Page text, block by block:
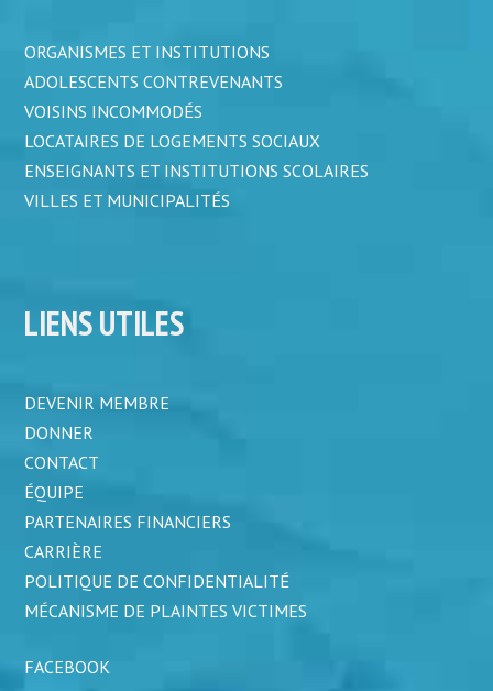
ORGANISMES ET INSTITUTIONS
ADOLESCENTS CONTREVENANTS
VOISINS INCOMMODÉS
LOCATAIRES DE LOGEMENTS SOCIAUX
ENSEIGNANTS ET INSTITUTIONS SCOLAIRES
VILLES ET MUNICIPALITÉS
LIENS UTILES
DEVENIR MEMBRE
DONNER
CONTACT
ÉQUIPE
PARTENAIRES FINANCIERS
CARRIÈRE
POLITIQUE DE CONFIDENTIALITÉ
MÉCANISME DE PLAINTES VICTIMES
FACEBOOK